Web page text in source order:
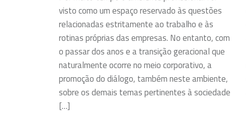
visto como um espaço reservado às questões
relacionadas estritamente ao trabalho e às
rotinas próprias das empresas. No entanto, com
o passar dos anos e a transição geracional que
naturalmente ocorre no meio corporativo, a
promoção do diálogo, também neste ambiente,
sobre os demais temas pertinentes à sociedade
[…]